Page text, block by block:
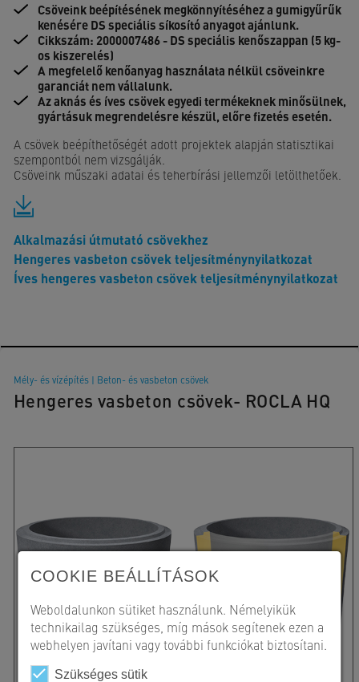
Csöveink beépítésének megkönnyítéséhez a gumigyűrűk
kenésére DS speciális síkosító anyagot ajánlunk.
Cikkszám: 2000007486 - DS speciális kenőszappan (5 kg-
os kiszerelés)
A megfelelő kenőanyag használata nélkül csöveinkre
garanciát nem vállalunk.
Az aknás és íves csövek egyedi termékeknek minősülnek,
gyártásuk megrendelésre készül, előre fizetés esetén.
A csövek beépíthetőségét adott projektek alapján statisztikai
szempontból nem vizsgálják.
Csöveink műszaki adatai és teherbírási jellemzői letölthetőek.
Alkalmazási útmutató csövekhez
Hengeres vasbeton csövek teljesítménynyilatkozat
Íves hengeres vasbeton csövek teljesítménynyilatkozat
Mély- és vízépítés | Beton- és vasbeton csövek
Hengeres vasbeton csövek- ROCLA HQ
COOKIE BEÁLLÍTÁSOK
Weboldalunkon sütiket használunk. Némelyikük
technikailag szükséges, míg mások segítenek ezen a
webhelyen javítani vagy további funkciókat biztosítani.
Szükséges sütik